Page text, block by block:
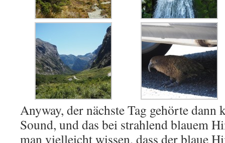
Anyway, der nächste Tag gehörte
Sound, und das bei strahlend blauem
man vielleicht wissen, dass der blaue